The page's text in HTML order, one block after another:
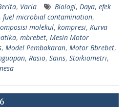
, Varia Biologi, Daya, efek
, fuel microbial contamination,
molekul, kompresi, Kurva
, mbrebet, Mesin Motor
, Model Pembakaran, Motor Bbrebet,
, Rasio, Sains, Stoikiometri,